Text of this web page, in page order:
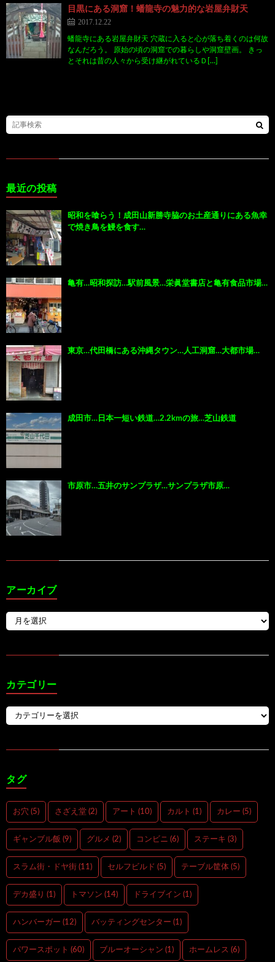
目黒にある洞窟！蟠龍寺の魅力的な岩屋弁財天
2017.12.22
蟠龍寺にある岩屋弁財天 穴蔵に入ると心が落ち着くのは何故
なんだろう。 原始の頃の洞窟での暮らしや洞窟壁画。 きっ
とそれは昔の人々から受け継がれているＤ[…]
最近の投稿
昭和を喰らう！成田山新勝寺脇のお土産通りにある魚幸
で焼き鳥を鰻を食す…
亀有…昭和探訪…駅前風景…栄眞堂書店と亀有食品市場…
東京…代田橋にある沖縄タウン…人工洞窟…大都市場…
成田市…日本一短い鉄道…2.2kmの旅…芝山鉄道
市原市…五井のサンプラザ…サンプラザ市原…
アーカイブ
カテゴリー
タグ
お穴 (5) さざえ堂 (2) アート (10) カルト (1) カレー (5)
ギャンブル飯 (9) グルメ (2) コンビニ (6) ステーキ (3)
スラム街・ドヤ街 (11) セルフビルド (5) テーブル筐体 (5)
デカ盛り (1) トマソン (14) ドライブイン (1)
ハンバーガー (12) バッティングセンター (1)
パワースポット (60) ブルーオーシャン (1) ホームレス (6)